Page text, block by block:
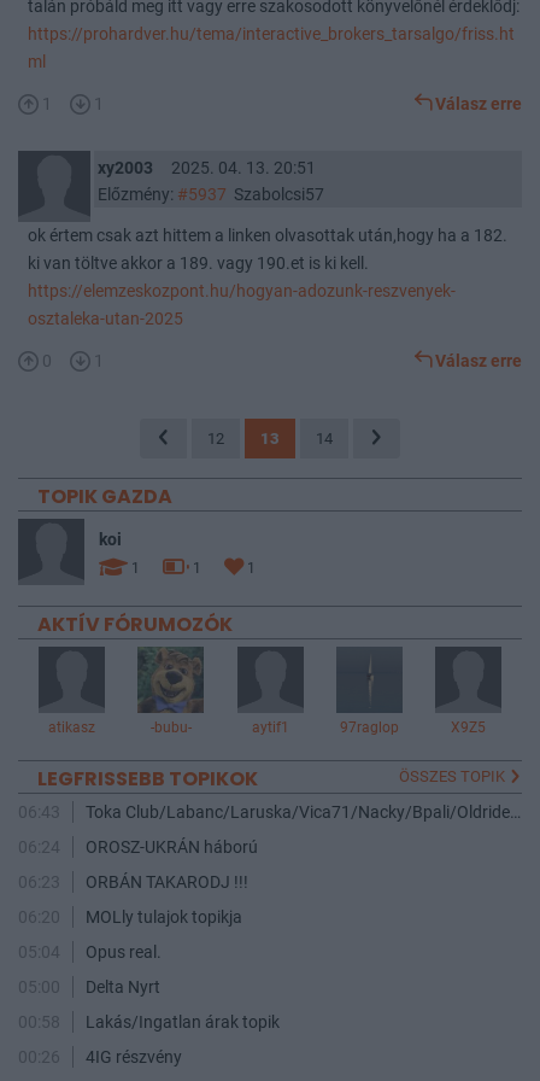
talán próbáld meg itt vagy erre szakosodott könyvelőnél érdeklődj:
https://prohardver.hu/tema/interactive_brokers_tarsalgo/friss.ht
ml
1 1 Válasz erre
xy2003
2025. 04. 13. 20:51
Előzmény: #5937 Szabolcsi57
ok értem csak azt hittem a linken olvasottak után,hogy ha a 182.
ki van töltve akkor a 189. vagy 190.et is ki kell.
https://elemzeskozpont.hu/hogyan-adozunk-reszvenyek-
osztaleka-utan-2025
0 1 Válasz erre
12 13 14
TOPIK GAZDA
koi
1 1 1
AKTÍV FÓRUMOZÓK
atikasz -bubu- aytif1 97raglop X9Z5
LEGFRISSEBB TOPIKOK ÖSSZES TOPIK
06:43
Toka Club/Labanc/Laruska/Vica71/Nacky/Bpali/Oldrider/Josefernando/Mcbull/Kawaszabi
06:24
OROSZ-UKRÁN háború
06:23
ORBÁN TAKARODJ !!!
06:20
MOLly tulajok topikja
05:04
Opus real.
05:00
Delta Nyrt
00:58
Lakás/Ingatlan árak topik
00:26
4IG részvény